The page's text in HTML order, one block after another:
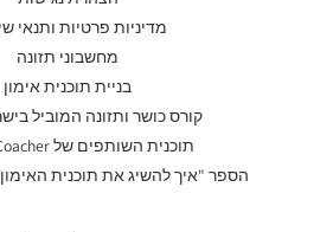
מדיניות פרטיות ותנאי
מחשבוני תזונה
בניית תוכנית אימון
קורס כושר ותזונה המוביל
תוכנית השותפים של Fitness Coacher
הספר "איך להשיג את תוכנית